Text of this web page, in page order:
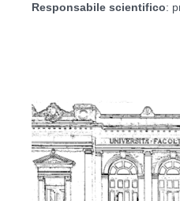
Responsabile scientifico: